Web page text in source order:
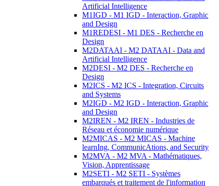
Artificial Intelligence
M1IGD - M1 IGD - Interaction, Graphic
and Design
M1REDESI - M1 DES - Recherche en
Design
M2DATAAI - M2 DATAAI - Data and
Artificial Intelligence
M2DESI - M2 DES - Recherche en
Design
M2ICS - M2 ICS - Integration, Circuits
and Systems
M2IGD - M2 IGD - Interaction, Graphic
and Design
M2IREN - M2 IREN - Industries de
Réseau et économie numérique
M2MICAS - M2 MICAS - Machine
learnIng, CommunicAtions, and Security
M2MVA - M2 MVA - Mathématiques,
Vision, Apprentissage
M2SETI - M2 SETI - Systèmes
embarqués et traitement de l'information